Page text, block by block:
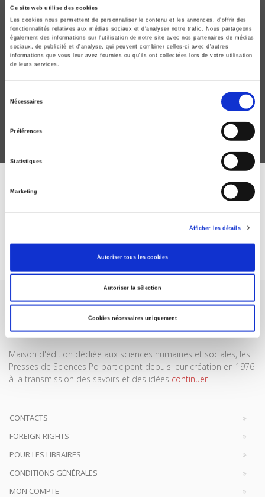
Ce site web utilise des cookies
Les cookies nous permettent de personnaliser le contenu et les annonces, d'offrir des
fonctionnalités relatives aux médias sociaux et d'analyser notre trafic. Nous partageons
également des informations sur l'utilisation de notre site avec nos partenaires de médias
sociaux, de publicité et d'analyse, qui peuvent combiner celles-ci avec d'autres
informations que vous leur avez fournies ou qu'ils ont collectées lors de votre utilisation
de leurs services.
Nécessaires
Préférences
Statistiques
Marketing
Afficher les détails
Autoriser tous les cookies
Autoriser la sélection
Cookies nécessaires uniquement
Les politiques publiques par la défiscalisation
ABONNEZ-VOUS À NOS
REVUES
Je m’abonne
Maison d'édition dédiée aux sciences humaines et sociales, les
Presses de Sciences Po participent depuis leur création en 1976
à la transmission des savoirs et des idées continuer
CONTACTS
FOREIGN RIGHTS
POUR LES LIBRAIRES
CONDITIONS GÉNÉRALES
MON COMPTE